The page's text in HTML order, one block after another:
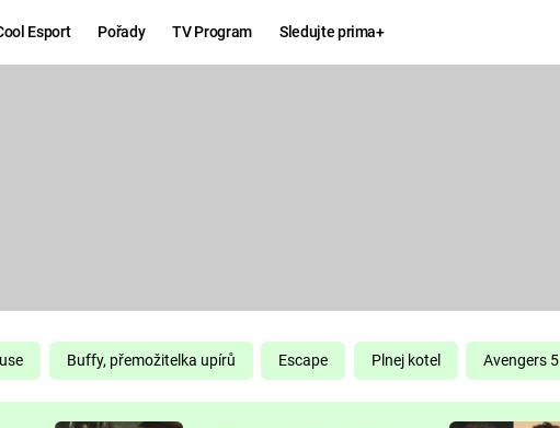
Esport Pořady TV Program Sledujte prima+
DELIVERANCE
KOMEDIE
CHUCK
NORRIS
Buffy, přemožitelka upírů Escape Plnej kotel Avengers 5